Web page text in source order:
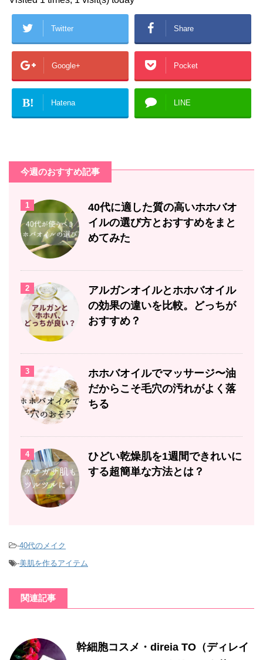
Twitter Share
Google+ Pocket
B! Hatena LINE
今週のおすすめ記事
1
40代に適した質の高いホホバオ
イルの選び方とおすすめをまと
めてみた
2
アルガンオイルとホホバオイル
の効果の違いを比較。どっちが
おすすめ？
3
ホホバオイルでマッサージ〜油
だからこそ毛穴の汚れがよく落
ちる
4
ひどい乾燥肌を1週間できれいに
する超簡単な方法とは？
-40代のメイク
-美肌を作るアイテム
関連記事
幹細胞コスメ・direia TO（ディレイ